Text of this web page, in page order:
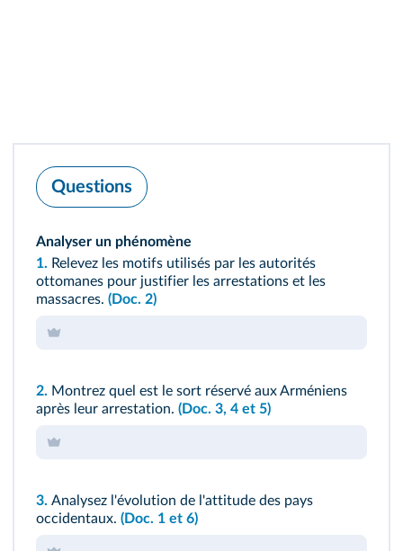
Questions
Analyser un phénomène
1. Relevez les motifs utilisés par les autorités
ottomanes pour justifier les arrestations et les
massacres. (Doc. 2)
2. Montrez quel est le sort réservé aux Arméniens
après leur arrestation. (Doc. 3, 4 et 5)
3. Analysez l'évolution de l'attitude des pays
occidentaux. (Doc. 1 et 6)